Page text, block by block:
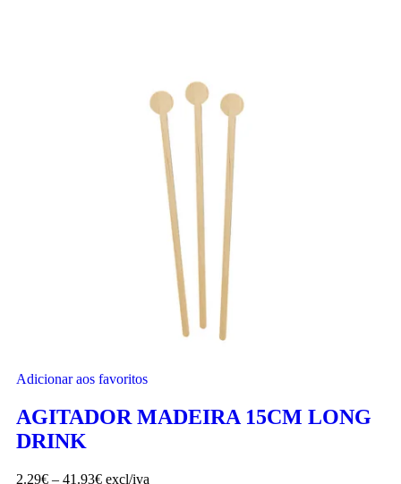
Adicionar aos favoritos
AGITADOR MADEIRA 15CM LONG
DRINK
2.29€ – 41.93€ excl/iva